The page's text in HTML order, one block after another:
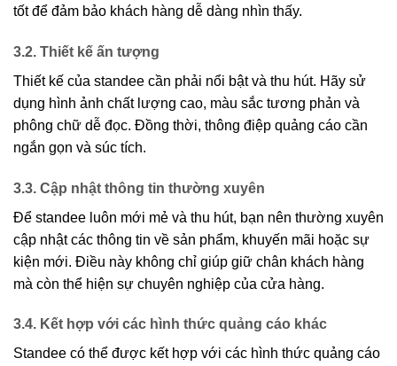
tốt để đảm bảo khách hàng dễ dàng nhìn thấy.
3.2. Thiết kế ấn tượng
Thiết kế của standee cần phải nổi bật và thu hút. Hãy sử
dụng hình ảnh chất lượng cao, màu sắc tương phản và
phông chữ dễ đọc. Đồng thời, thông điệp quảng cáo cần
ngắn gọn và súc tích.
3.3. Cập nhật thông tin thường xuyên
Để standee luôn mới mẻ và thu hút, bạn nên thường xuyên
cập nhật các thông tin về sản phẩm, khuyến mãi hoặc sự
kiện mới. Điều này không chỉ giúp giữ chân khách hàng
mà còn thể hiện sự chuyên nghiệp của cửa hàng.
3.4. Kết hợp với các hình thức quảng cáo khác
Standee có thể được kết hợp với các hình thức quảng cáo